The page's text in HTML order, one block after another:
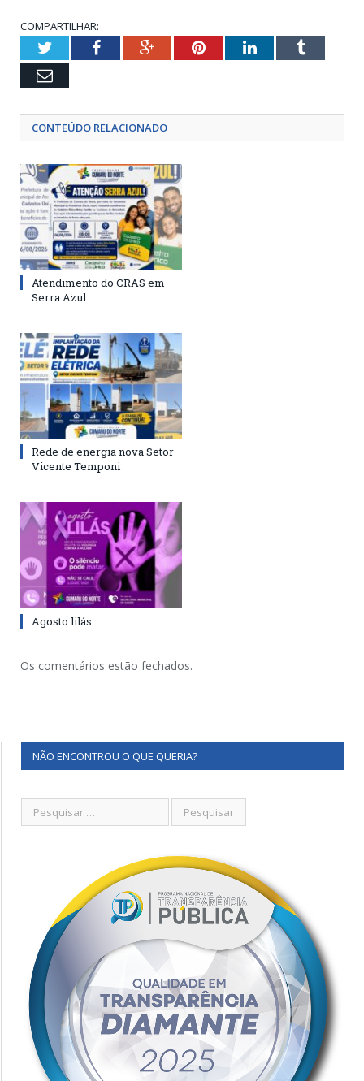
COMPARTILHAR:
TwitterFacebookGoogle+PinterestLinkedInTumblr
Email
CONTEÚDO RELACIONADO
Atendimento do CRAS em
Serra Azul
Rede de energia nova Setor
Vicente Temponi
Agosto lilás
Os comentários estão fechados.
NÃO ENCONTROU O QUE QUERIA?